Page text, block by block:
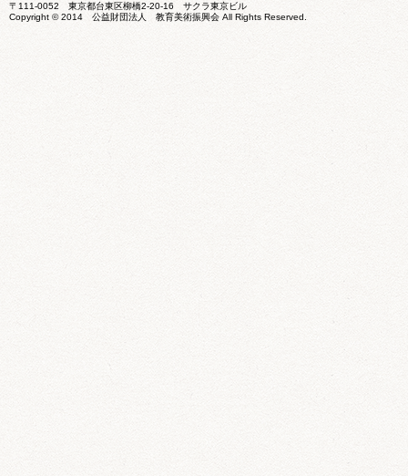
〒111-0052 東京都台東区柳橋2-20-16 サクラ東京ビル
Copyright © 2014 公益財団法人 教育美術振興会 All Rights Reserved.